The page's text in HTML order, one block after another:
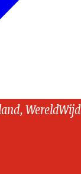
WereldWijd